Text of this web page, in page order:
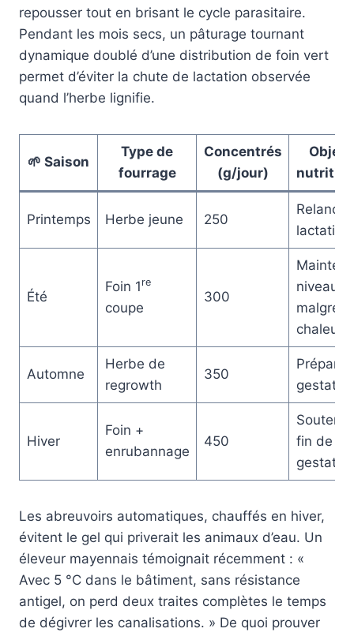
repousser tout en brisant le cycle parasitaire.
Pendant les mois secs, un pâturage tournant
dynamique doublé d’une distribution de foin vert
permet d’éviter la chute de lactation observée
quand l’herbe lignifie.
🌱 Saison
Type de
fourrage
Concentrés
(g/jour)
Printemps Herbe jeune 250
lactation
Été
Foin 1 re
coupe
300
niveau
malgré la
chaleur
Automne
Herbe de
regrowth
350
Préparer
Hiver
Foin +
enrubannage
450
Soutenir
fin de
Les abreuvoirs automatiques, chauffés en hiver,
évitent le gel qui priverait les animaux d’eau. Un
éleveur mayennais témoignait récemment : «
Avec 5 °C dans le bâtiment, sans résistance
antigel, on perd deux traites complètes le temps
de dégivrer les canalisations. » De quoi prouver